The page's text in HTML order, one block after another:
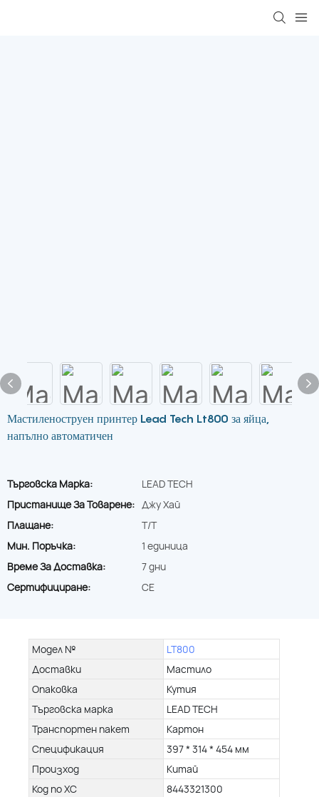
Мастиленоструен принтер Lead Tech Lt800 за яйца,
напълно автоматичен
Търговска Марка:
LEAD TECH
Пристанище За Товарене: Джу Хай
Плащане:
T/T
Мин. Поръчка:
1 единица
Време За Доставка:
7 дни
Сертифициране:
CE
Модел №
LT800
Доставки
Мастило
Опаковка
Кутия
Търговска марка
LEAD TECH
Транспортен пакет
Картон
Спецификация
397 * 314 * 454 мм
Произход
Китай
Код по ХС
8443321300